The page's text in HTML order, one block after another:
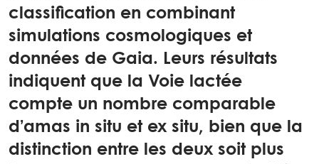
classification en combinant
simulations cosmologiques et
données de Gaia. Leurs résultats
indiquent que la Voie lactée
compte un nombre comparable
d’amas in situ et ex situ, bien que la
distinction entre les deux soit plus